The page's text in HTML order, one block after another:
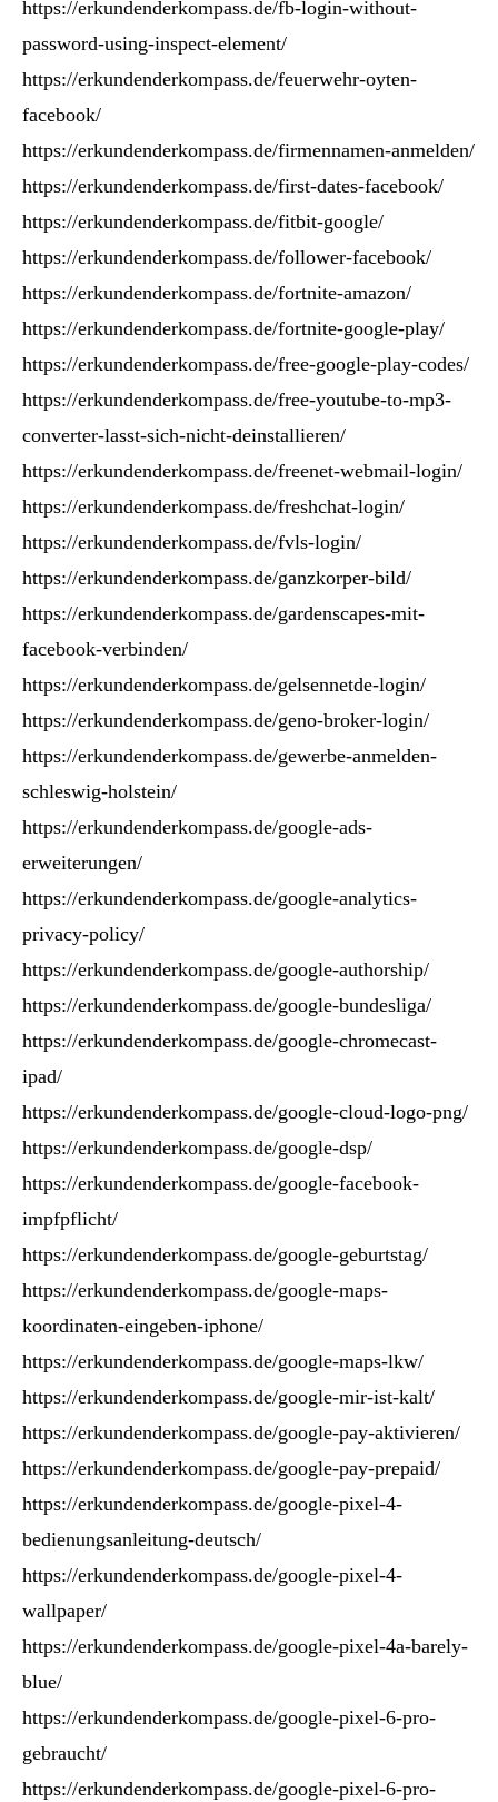
https://erkundenderkompass.de/fb-login-without-
password-using-inspect-element/
https://erkundenderkompass.de/feuerwehr-oyten-
facebook/
https://erkundenderkompass.de/firmennamen-anmelden/
https://erkundenderkompass.de/first-dates-facebook/
https://erkundenderkompass.de/fitbit-google/
https://erkundenderkompass.de/follower-facebook/
https://erkundenderkompass.de/fortnite-amazon/
https://erkundenderkompass.de/fortnite-google-play/
https://erkundenderkompass.de/free-google-play-codes/
https://erkundenderkompass.de/free-youtube-to-mp3-
converter-lasst-sich-nicht-deinstallieren/
https://erkundenderkompass.de/freenet-webmail-login/
https://erkundenderkompass.de/freshchat-login/
https://erkundenderkompass.de/fvls-login/
https://erkundenderkompass.de/ganzkorper-bild/
https://erkundenderkompass.de/gardenscapes-mit-
facebook-verbinden/
https://erkundenderkompass.de/gelsennetde-login/
https://erkundenderkompass.de/geno-broker-login/
https://erkundenderkompass.de/gewerbe-anmelden-
schleswig-holstein/
https://erkundenderkompass.de/google-ads-
erweiterungen/
https://erkundenderkompass.de/google-analytics-
privacy-policy/
https://erkundenderkompass.de/google-authorship/
https://erkundenderkompass.de/google-bundesliga/
https://erkundenderkompass.de/google-chromecast-
ipad/
https://erkundenderkompass.de/google-cloud-logo-png/
https://erkundenderkompass.de/google-dsp/
https://erkundenderkompass.de/google-facebook-
impfpflicht/
https://erkundenderkompass.de/google-geburtstag/
https://erkundenderkompass.de/google-maps-
koordinaten-eingeben-iphone/
https://erkundenderkompass.de/google-maps-lkw/
https://erkundenderkompass.de/google-mir-ist-kalt/
https://erkundenderkompass.de/google-pay-aktivieren/
https://erkundenderkompass.de/google-pay-prepaid/
https://erkundenderkompass.de/google-pixel-4-
bedienungsanleitung-deutsch/
https://erkundenderkompass.de/google-pixel-4-
wallpaper/
https://erkundenderkompass.de/google-pixel-4a-barely-
blue/
https://erkundenderkompass.de/google-pixel-6-pro-
gebraucht/
https://erkundenderkompass.de/google-pixel-6-pro-